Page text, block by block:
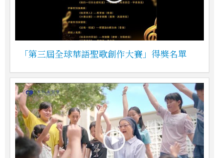
「第三屆全球華語聖歌創作大賽」得獎名單